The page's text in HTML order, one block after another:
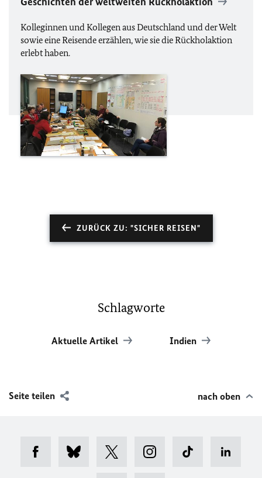
Kolleginnen und Kollegen aus Deutschland und der Welt
sowie eine Reisende erzählen, wie sie die Rückholaktion
erlebt haben.
ZURÜCK ZU: "SICHER REISEN"
Schlagworte
Aktuelle Artikel Indien
Seite teilen nach oben